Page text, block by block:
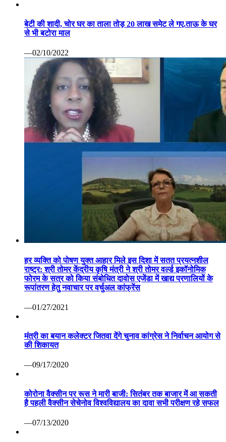
बेटी की शादी, चोर घर का ताला तोड़ 20 लाख समेट ले गए.ताऊ के घर
से भी बटोरा माल
—02/10/2022
हर व्यक्ति को पोषण युक्त आहार मिले इस दिशा में सतत प्रयत्नशील
राष्ट्र: श्री तोमर केंद्रीय कृषि मंत्री ने श्री तोमर वर्ल्ड इकॉनोमिक
फोरम के सत्र को किया संबोधित दावोस एजेंडा में खाद्य प्रणालियों के
रूपांतरण हेतु नवाचार पर वर्चुअल कांफ्रेंस
—01/27/2021
मंत्री का बयान कलेक्टर जितवा देंगे चुनाव कांग्रेस ने निर्वाचन आयोग से
की शिकायत
—09/17/2020
कोरोना वैक्सीन पर रूस ने मारी बाजी: सितंबर तक बाजार में आ सकती
है पहली वैक्सीन सेचेनोव विश्वविद्यालय का दावा सभी परीक्षण रहे सफल
—07/13/2020